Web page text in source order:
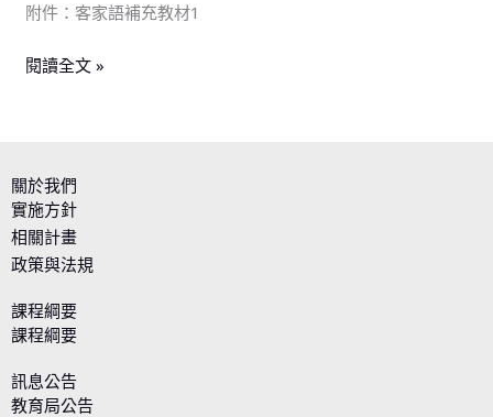
附件：客家語補充教材1
閱讀全文 »
關於我們
實施方針
相關計畫
政策與法規
課程綱要
課程綱要
訊息公告
教育局公告